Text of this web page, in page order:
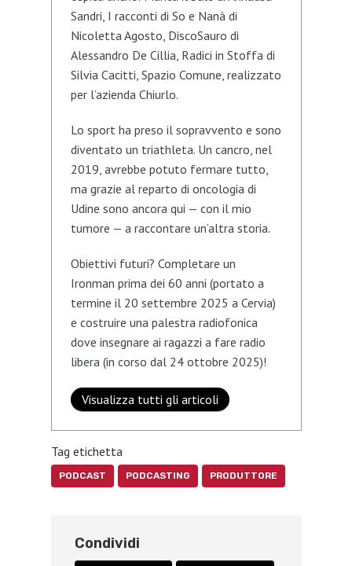
Sandri, I racconti di So e Nanà di
Nicoletta Agosto, DiscoSauro di
Alessandro De Cillia, Radici in Stoffa di
Silvia Cacitti, Spazio Comune, realizzato
per l’azienda Chiurlo.
Lo sport ha preso il sopravvento e sono
diventato un triathleta. Un cancro, nel
2019, avrebbe potuto fermare tutto,
ma grazie al reparto di oncologia di
Udine sono ancora qui — con il mio
tumore — a raccontare un’altra storia.
Obiettivi futuri? Completare un
Ironman prima dei 60 anni (portato a
termine il 20 settembre 2025 a Cervia)
e costruire una palestra radiofonica
dove insegnare ai ragazzi a fare radio
libera (in corso dal 24 ottobre 2025)!
Visualizza tutti gli articoli
Tag etichetta
PODCAST PODCASTING PRODUTTORE
Condividi